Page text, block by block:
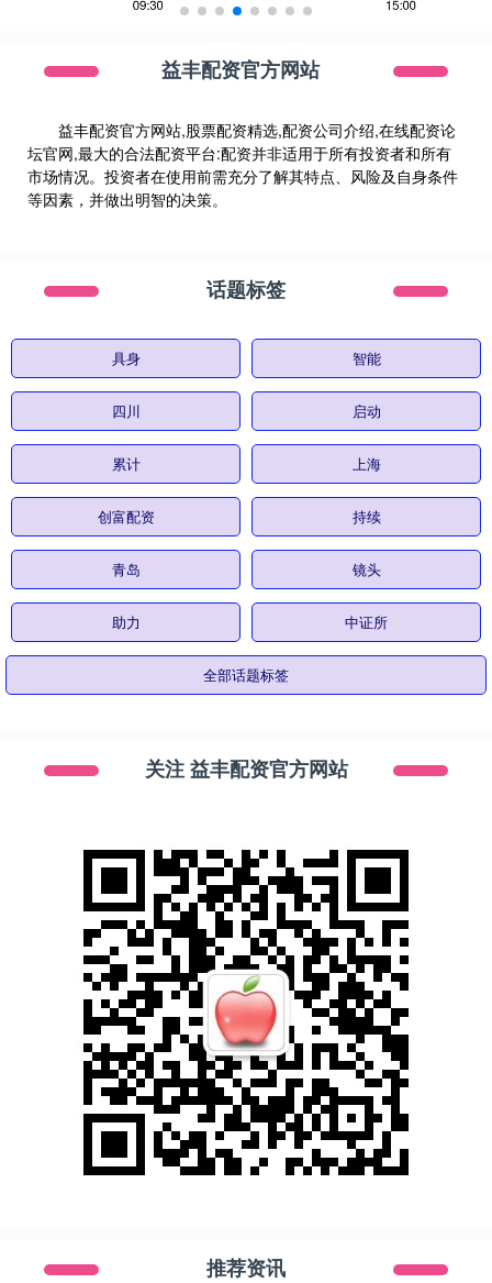
益丰配资官方网站
益丰配资官方网站,股票配资精选,配资公司介绍,在线配资论
坛官网,最大的合法配资平台:配资并非适用于所有投资者和所有
市场情况。投资者在使用前需充分了解其特点、风险及自身条件
等因素，并做出明智的决策。
话题标签
具身 智能
四川 启动
累计 上海
创富配资 持续
青岛 镜头
助力 中证所
全部话题标签
关注 益丰配资官方网站
推荐资讯